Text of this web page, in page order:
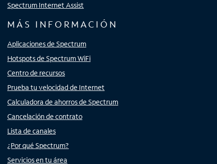
Spectrum Internet Assist
MÁS INFORMACIÓN
Aplicaciones de Spectrum
Hotspots de Spectrum WiFi
Centro de recursos
Prueba tu velocidad de Internet
Calculadora de ahorros de Spectrum
Cancelación de contrato
Lista de canales
¿Por qué Spectrum?
Servicios en tu área